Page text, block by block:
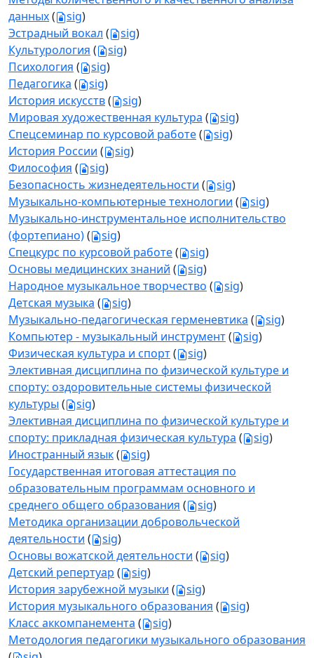
данных( sig)
Эстрадный вокал ( sig)
Культурология ( sig)
Психология ( sig)
Педагогика ( sig)
История искусств( sig)
Мировая художественная культура ( sig)
Спецсеминар по курсовой работе( sig)
История России ( sig)
Философия ( sig)
Безопасность жизнедеятельности ( sig)
Музыкально-компьютерные технологии ( sig)
Музыкально-инструментальное исполнительство
(фортепиано)( sig)
Спецкурс по курсовой работе( sig)
Основы медицинских знаний ( sig)
Народное музыкальное творчество ( sig)
Детская музыка ( sig)
Музыкально-педагогическая герменевтика ( sig)
Компьютер - музыкальный инструмент( sig)
Физическая культура и спорт( sig)
Элективная дисциплина по физической культуре и
спорту: оздоровительные системы физической
культуры ( sig)
Элективная дисциплина по физической культуре и
спорту: прикладная физическая культура ( sig)
Иностранный язык( sig)
Государственная итоговая аттестация по
образовательным программам основного и
среднего общего образования ( sig)
Методика организации добровольческой
деятельности ( sig)
Основы вожатской деятельности ( sig)
Детский репертуар ( sig)
История зарубежной музыки ( sig)
История музыкального образования ( sig)
Класс аккомпанемента ( sig)
Методология педагогики музыкального образования